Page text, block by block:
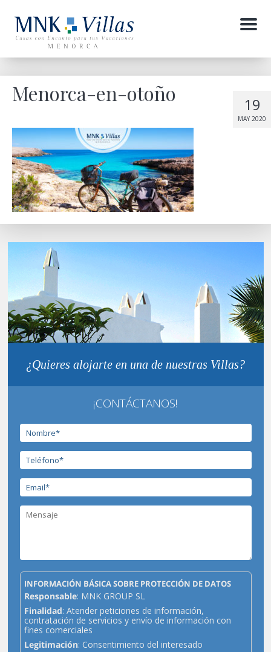
Menu
19
MAY 2020
Menorca-en-otoño
¿Quieres alojarte en una de nuestras Villas?
¡CONTÁCTANOS!
INFORMACIÓN BÁSICA SOBRE PROTECCIÓN DE DATOS
Responsable: MNK GROUP SL
Finalidad: Atender peticiones de información,
contratación de servicios y envío de información con
fines comerciales
Legitimación: Consentimiento del interesado